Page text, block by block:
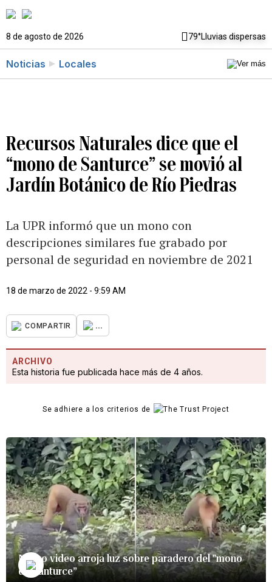
8 de agosto de 2026 79°Lluvias dispersas
Noticias Locales
Recursos Naturales dice que el
“mono de Santurce” se movió al
Jardín Botánico de Río Piedras
La UPR informó que un mono con
descripciones similares fue grabado por
personal de seguridad en noviembre de 2021
18 de marzo de 2022 - 9:59 AM
COMPARTIR ...
ARCHIVO
Esta historia fue publicada hace más de 4 años.
Se adhiere a los criterios de
Nuevo video arroja luz sobre paradero del "mono
de Santurce”